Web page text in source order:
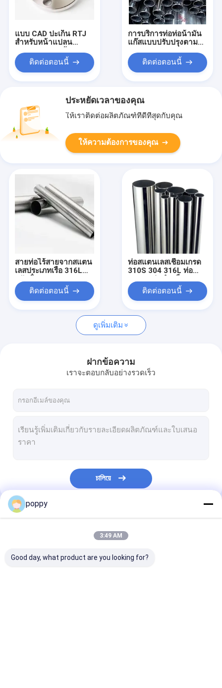
สินค้า
ติดต่อเรา
503 Service Temporarily Unavailable 503 Service
ขอใบเสนอราคา
แบบ CAD ปะเก็น RTJ
สำหรับหน้าแปลน
REACH Eco พร้อม
รายงานผลการทดสอบ
วัสดุ
ติดต่อตอนนี้
การบริการท่อท่อน้ํามัน
แก๊สแบบปรับปรุงตาม
มาตรฐาน ASTM A106
Gr.Bติดต่อตอนนี้
ประหยัดเวลาของคุณ
ให้เราติดต่อผลิตภัณฑ์ที่ดีที่สุดกับคุณ
ให้ความต้องการของคุณ
สายท่อไร้สายจากสแตน
เลสประเภทเรือ 316L
ติดต่อตอนนี้
ท่อสแตนเลสเชื่อมเกรด
310S 304 316L ท่อ
อุตสาหกรรม
ติดต่อตอนนี้
ดูเพิ่มเติม
ฝากข้อความ
เราจะตอบกลับอย่างรวดเร็ว
চালিয়ে
หมวดหมู่ของเรา
poppy
3:49 AM
Good day, what product are you looking for?